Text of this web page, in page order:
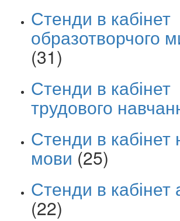
Стенди в кабінет
образотворчого
(31)
Стенди в кабінет
трудового
Стенди в кабінет
мови (25)
Стенди в кабінет
(22)